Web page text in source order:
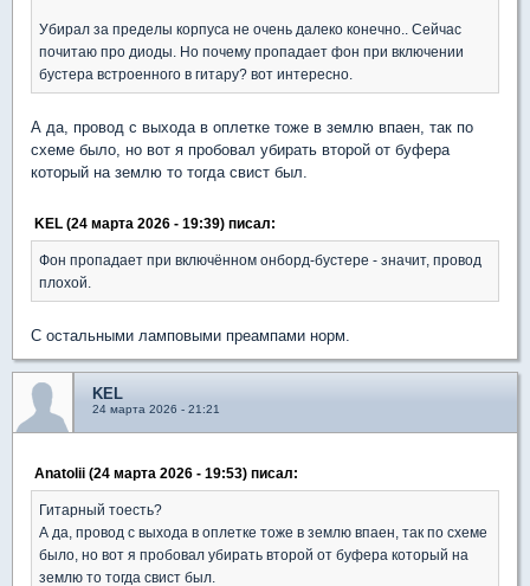
Убирал за пределы корпуса не очень далеко конечно.. Сейчас
почитаю про диоды. Но почему пропадает фон при включении
бустера встроенного в гитару? вот интересно.
А да, провод с выхода в оплетке тоже в землю впаен, так по
схеме было, но вот я пробовал убирать второй от буфера
который на землю то тогда свист был.
KEL (24 марта 2026 - 19:39) писал:
Фон пропадает при включённом онборд-бустере - значит, провод
плохой.
С остальными ламповыми преампами норм.
KEL
24 марта 2026 - 21:21
Anatolii (24 марта 2026 - 19:53) писал:
Гитарный тоесть?
А да, провод с выхода в оплетке тоже в землю впаен, так по схеме
было, но вот я пробовал убирать второй от буфера который на
землю то тогда свист был.